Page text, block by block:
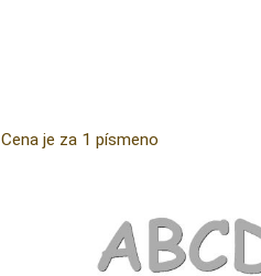
Cena je za 1 písmeno